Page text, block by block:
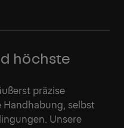
höchste
präzise
selbst
Unsere